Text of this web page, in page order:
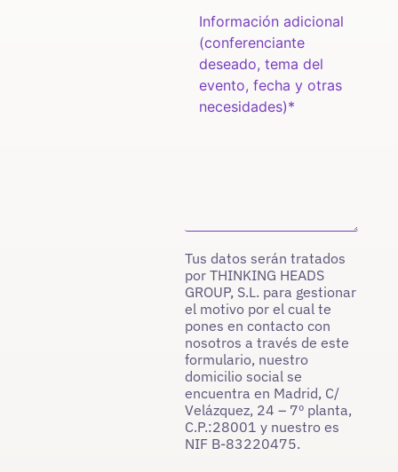
Tus datos serán tratados
por THINKING HEADS
GROUP, S.L. para gestionar
el motivo por el cual te
pones en contacto con
nosotros a través de este
formulario, nuestro
domicilio social se
encuentra en Madrid, C/
Velázquez, 24 – 7º planta,
C.P.:28001 y nuestro es
NIF B-83220475.